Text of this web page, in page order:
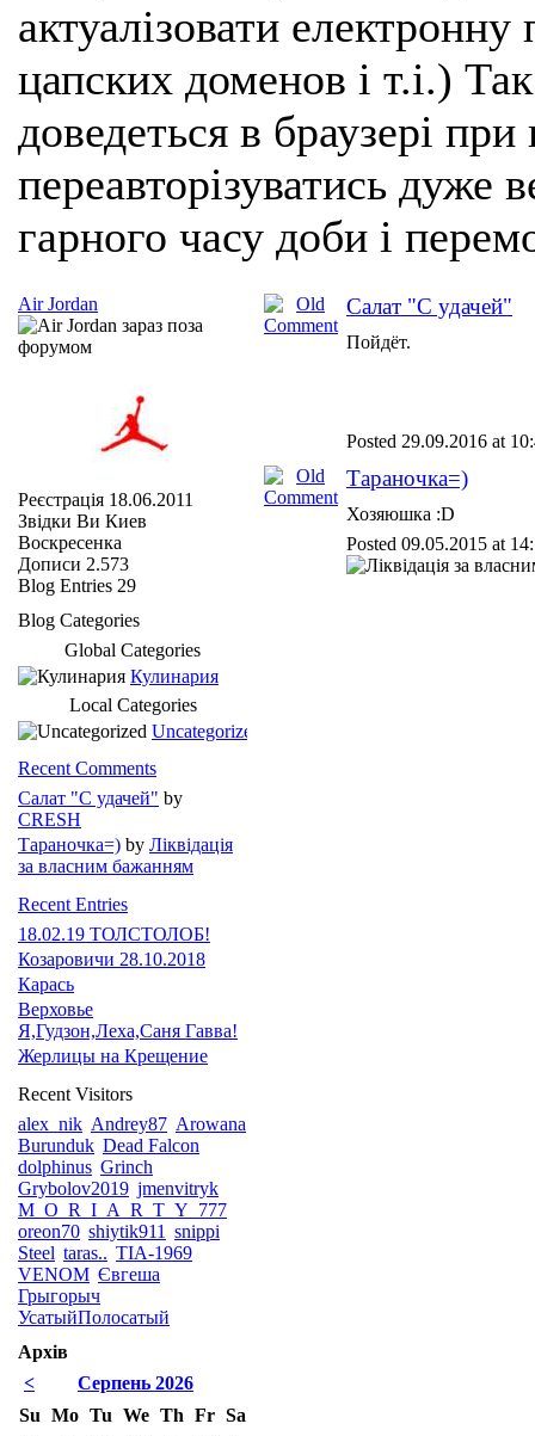
актуалізовати
цапских доменов і т.і.)
доведеться в браузері
переавторізуватись
гарного часу доби і
Салат "С удачей"
Пойдёт.
Posted 29.09.2016 at
Тараночка=)
Хозяюшка :D
Posted 09.05.2015 at
Air Jordan
Реєстрація 18.06.2011
Звідки Ви Киев
Воскресенка
Дописи 2.573
Blog Entries 29
Blog Categories
Global Categories
Кулинария
Local Categories
Uncategorized
Recent Comments
Салат "С удачей" by
CRESH
Тараночка=) by Ліквідація
за власним бажанням
Recent Entries
18.02.19 ТОЛСТОЛОБ!
Козаровичи 28.10.2018
Карась
Верховье
Я,Гудзон,Леха,Саня Гавва!
Жерлицы на Крещение
Recent Visitors
alex_nik Andrey87 Arowana
Burunduk Dead Falcon
dolphinus Grinch
Grybolov2019 jmenvitryk
M_O_R_I_A_R_T_Y_777
oreon70 shiytik911 snippi
Steel taras.. TIA-1969
VENOM Євгеша
Грыгорыч
УсатыйПолосатый
Архів
<
Серпень 2026
Su Mo Tu We Th Fr Sa